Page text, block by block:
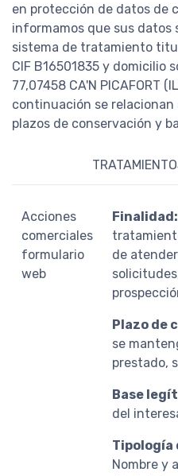
en protección de datos de
informamos que sus datos
sistema de tratamiento
CIF B16501835 y domicilio
77,07458 CA'N PICAFORT
continuación se
plazos de conservación y
Acciones
comerciales
formulario
web
Finalidad:
de
Plazo de
se
prestado,
Base
del
Tipología
Nombre y